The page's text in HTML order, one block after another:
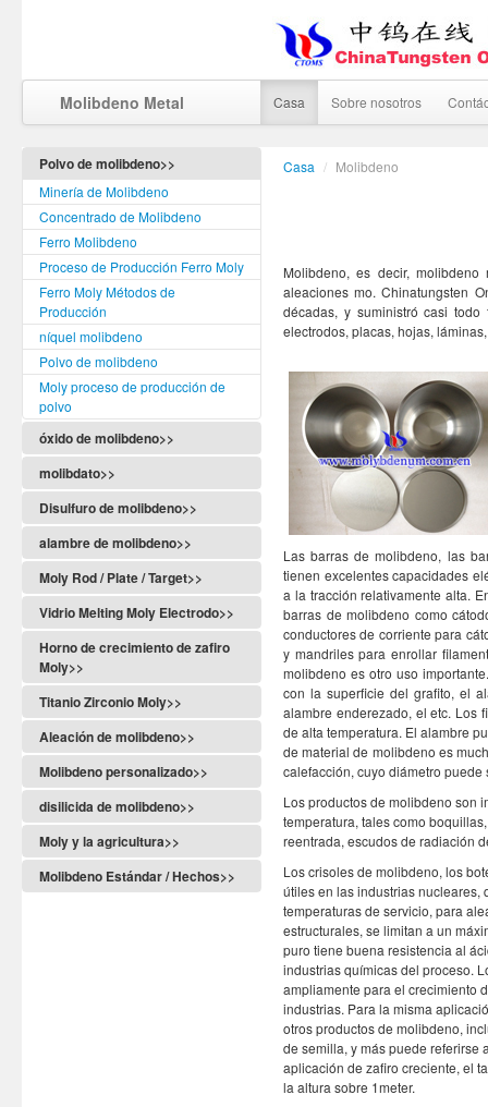
Molibdeno Metal Casa Sobre nosotros
Polvo de molibdeno>>
Minería de Molibdeno
Concentrado de Molibdeno
Ferro Molibdeno
Proceso de Producción Ferro Moly
Ferro Moly Métodos de
Producción
níquel molibdeno
Polvo de molibdeno
Moly proceso de producción de
polvo
óxido de molibdeno>>
molibdato>>
Disulfuro de molibdeno>>
alambre de molibdeno>>
Moly Rod / Plate / Target>>
Vidrio Melting Moly Electrodo>>
Horno de crecimiento de zafiro
Moly>>
Titanio Zirconio Moly>>
Aleación de molibdeno>>
Molibdeno personalizado>>
disilicida de molibdeno>>
Moly y la agricultura>>
Molibdeno Estándar / Hechos>>
Casa / Molibdeno
Molibdeno, es decir,
aleaciones mo. Chinatungsten
décadas, y suministró casi
electrodos, placas, hojas,
Las barras de molibdeno, las
tienen excelentes capacidades
a la tracción relativamente alta.
barras de molibdeno como
conductores de corriente para
y mandriles para enrollar
molibdeno es otro uso
con la superficie del grafito, el
alambre enderezado, el etc. Los
de alta temperatura. El alambre
de material de molibdeno es
calefacción, cuyo diámetro puede
Los productos de molibdeno son
temperatura, tales como
reentrada, escudos de radiación
Los crisoles de molibdeno, los
útiles en las industrias nucleares,
temperaturas de servicio, para
estructurales, se limitan a un
puro tiene buena resistencia al
industrias químicas del proceso.
ampliamente para el crecimiento
industrias. Para la misma
otros productos de molibdeno,
de semilla, y más puede referirse
aplicación de zafiro creciente, el
la altura sobre 1meter.